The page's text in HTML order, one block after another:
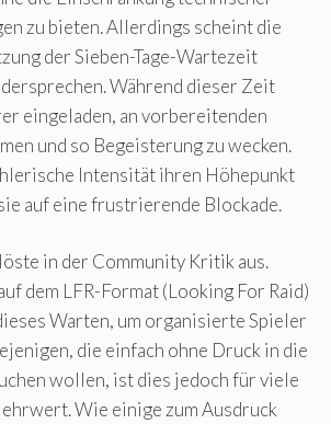
zu bieten. Allerdings scheint die
der Sieben-Tage-Wartezeit
Während dieser Zeit
eingeladen, an vorbereitenden
und so Begeisterung zu wecken.
Intensität ihren Höhepunkt
auf eine frustrierende Blockade.
in der Community Kritik aus.
dem LFR-Format (Looking For Raid)
Warten, um organisierte Spieler
die einfach ohne Druck in die
wollen, ist dies jedoch für viele
Wie einige zum Ausdruck